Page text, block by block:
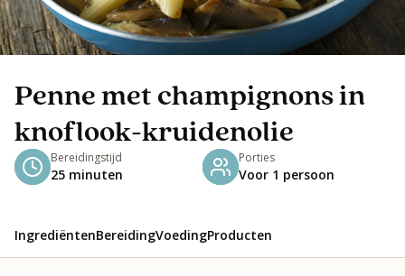
Penne met champignons in
knoflook-kruidenolie
Bereidingstijd
25 minuten
Porties
Voor 1 persoon
IngrediëntenBereidingVoedingProducten